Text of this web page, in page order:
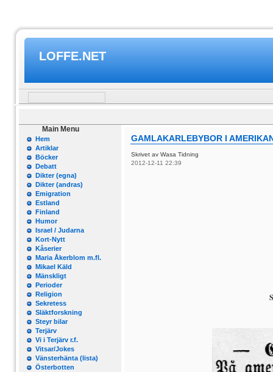
LOFFE.NET
Main Menu
Hem
Artiklar
Böcker
Debatt
Dikter (egna)
Dikter (andras)
Emigration
Estland
Finland
Humor
Israel / Judarna
Kort-Nytt
Kåserier
Maria Åkerblom m.fl.
Mikael Käld
Mänskligt
Perioder
Religion
Sekretess
Släktforskning
Steyr bilar
Terjärv
Vi i Terjärv r.f.
Vitsar/Jokes
Vänsterhänta (lista)
Österbotten
GAMLAKARLEBYBOR I
Skrivet av Wasa Tidning
2012-12-11 22:39